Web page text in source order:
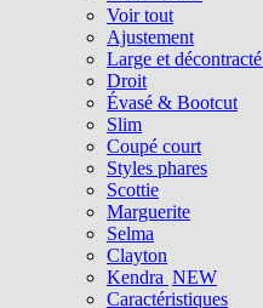
Voir tout
Ajustement
Large et décontracté
Droit
Évasé & Bootcut
Slim
Coupé court
Styles phares
Scottie
Marguerite
Selma
Clayton
Kendra NEW
Caractéristiques